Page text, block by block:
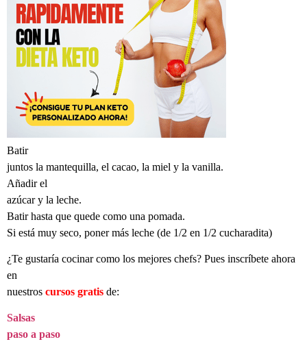
Batir
juntos la mantequilla, el cacao, la miel y la vanilla.
Añadir el
azúcar y la leche.
Batir hasta que quede como una pomada.
Si está muy seco, poner más leche (de 1/2 en 1/2 cucharadita)
¿Te gustaría cocinar como los mejores chefs? Pues inscríbete ahora
en
nuestros cursos gratis de:
Salsas
paso a paso